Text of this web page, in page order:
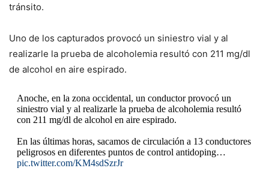
tránsito.
Uno de los capturados provocó un siniestro vial y al
realizarle la prueba de alcoholemia resultó con 211 mg/dl
de alcohol en aire espirado.
Anoche, en la zona occidental, un conductor provocó un
siniestro vial y al realizarle la prueba de alcoholemia resultó
con 211 mg/dl de alcohol en aire espirado.
En las últimas horas, sacamos de circulación a 13 conductores
peligrosos en diferentes puntos de control antidoping…
pic.twitter.com/KM4sdSzrJr